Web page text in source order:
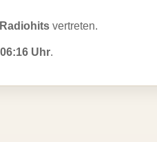
vertreten.
Uhr.